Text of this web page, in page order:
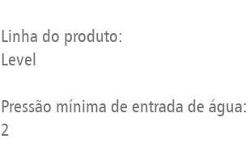
Linha do produto:
Level
Pressão mínima de entrada de água:
2